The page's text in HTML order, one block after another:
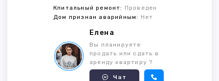
Кпитальный ремонт: Проведен
Дом признан аварийным: Нет
Елена
Вы планируете
продать или сдать в
аренду квартиру ?
Чат